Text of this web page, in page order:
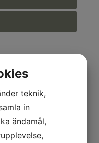
teknik,
in
ändamål,